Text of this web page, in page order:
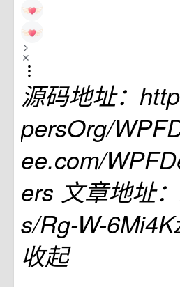
源码地址：
persOrg/
ee.com/
ers 文章地址
s/Rg-W-
收起